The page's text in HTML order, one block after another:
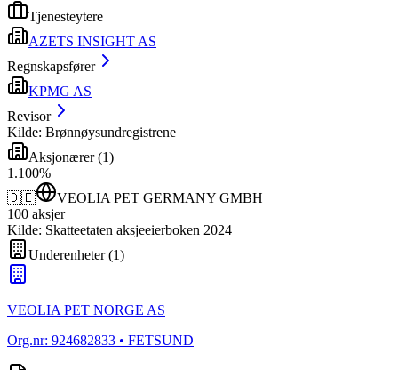
Tjenesteytere
AZETS INSIGHT AS
Regnskapsfører
KPMG AS
Revisor
Kilde: Brønnøysundregistrene
Aksjonærer(1)
1 .100%
🇩🇪
VEOLIA PET GERMANY GMBH
100 aksjer
Kilde: Skatteetaten aksjeeierboken 2024
Underenheter(1)
VEOLIA PET NORGE AS
Org.nr: 924682833 • FETSUND